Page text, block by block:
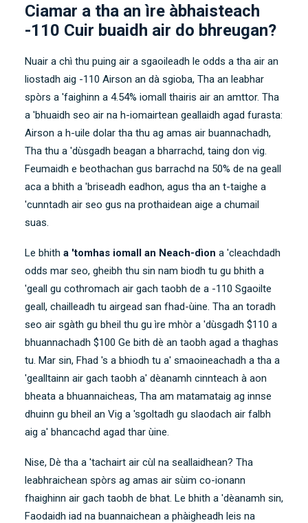
Ciamar a tha an ìre àbhaisteach
-110 Cuir buaidh air do bhreugan?
Nuair a chì thu puing air a sgaoileadh le odds a tha air an
liostadh aig -110 Airson an dà sgioba, Tha an leabhar
spòrs a 'faighinn a 4.54% iomall thairis air an amttor. Tha
a 'bhuaidh seo air na h-iomairtean geallaidh agad furasta:
Airson a h-uile dolar tha thu ag amas air buannachadh,
Tha thu a 'dùsgadh beagan a bharrachd, taing don vig.
Feumaidh e beothachan gus barrachd na 50% de na geall
aca a bhith a 'briseadh eadhon, agus tha an t-taighe a
'cunntadh air seo gus na prothaidean aige a chumail
suas.
Le bhith a 'tomhas iomall an Neach-dìon a 'cleachdadh
odds mar seo, gheibh thu sin nam biodh tu gu bhith a
'geall gu cothromach air gach taobh de a -110 Sgaoilte
geall, chailleadh tu airgead san fhad-ùine. Tha an toradh
seo air sgàth gu bheil thu gu ìre mhòr a 'dùsgadh $110 a
bhuannachadh $100 Ge bith dè an taobh agad a thaghas
tu. Mar sin, Fhad 's a bhiodh tu a' smaoineachadh a tha a
'gealltainn air gach taobh a' dèanamh cinnteach à aon
bheata a bhuannaicheas, Tha am matamataig ag innse
dhuinn gu bheil an Vig a 'sgoltadh gu slaodach air falbh
aig a' bhancachd agad thar ùine.
Nise, Dè tha a 'tachairt air cùl na seallaidhean? Tha
leabhraichean spòrs ag amas air sùim co-ionann
fhaighinn air gach taobh de bhat. Le bhith a 'dèanamh sin,
Faodaidh iad na buannaichean a phàigheadh ​​leis na